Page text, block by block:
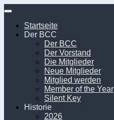
Unter
Inhalt
Startseite
Der BCC
Der BCC
Der Vorstand
Die Mitglieder
Neue Mitglieder
Mitglied werden
Member of the Year
Silent Key
Historie
2026